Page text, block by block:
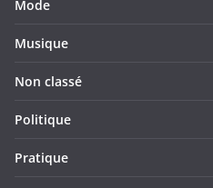
Mode
Musique
Non classé
Politique
Pratique